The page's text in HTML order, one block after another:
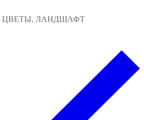
ЦВЕТЫ, ЛАНДШАФТ